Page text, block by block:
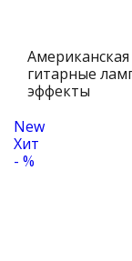
гитарные
эффекты
New
Хит
- %